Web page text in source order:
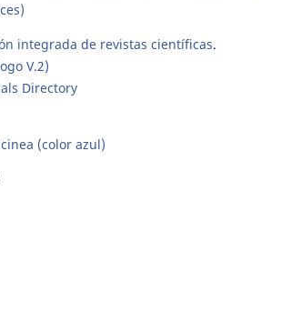
integrada de revistas científicas.
V.2)
Directory
(color azul)